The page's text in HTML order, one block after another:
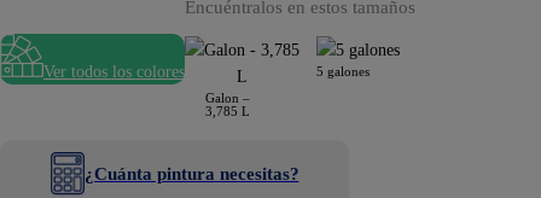
Ver todos los colores
Encuéntralos en estos tamaños
Galon –
3,785 L
5 galones
¿Cuánta pintura necesitas?